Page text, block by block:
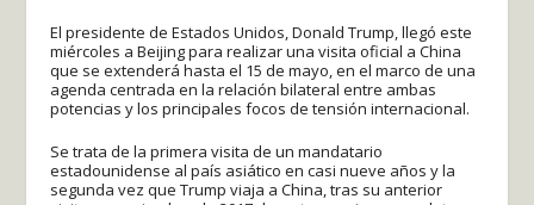
El presidente de Estados Unidos, Donald Trump, llegó este
miércoles a Beijing para realizar una visita oficial a China
que se extenderá hasta el 15 de mayo, en el marco de una
agenda centrada en la relación bilateral entre ambas
potencias y los principales focos de tensión internacional.
Se trata de la primera visita de un mandatario
estadounidense al país asiático en casi nueve años y la
segunda vez que Trump viaja a China, tras su anterior